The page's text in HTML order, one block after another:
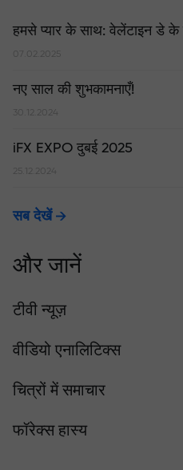
हमसे प्यार के साथ: वेलेंटाइन डे
नए साल की शुभकामनाएँ!
30.12.2024
iFX EXPO दुबई 2025
25.12.2024
सब देखें
और जानें
टीवी न्यूज़
वीडियो एनालिटिक्स
चित्रों में समाचार
फॉरेक्स हास्य